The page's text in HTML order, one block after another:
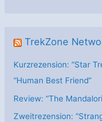
TrekZone
Kurzrezension: “Star
“Human Best Friend”
Review: “The
Zweitrezension: